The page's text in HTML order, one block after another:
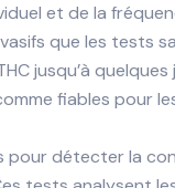
et de la
que les tests
jusqu’à
fiables pour
détecter la